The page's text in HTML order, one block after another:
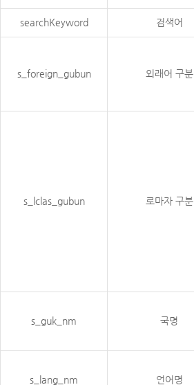
searchKeyword 검색어
s_foreign_gubun 외래어 구분
s_lclas_gubun 로마자 구분
s_guk_nm 국명
s_lang_nm 언어명